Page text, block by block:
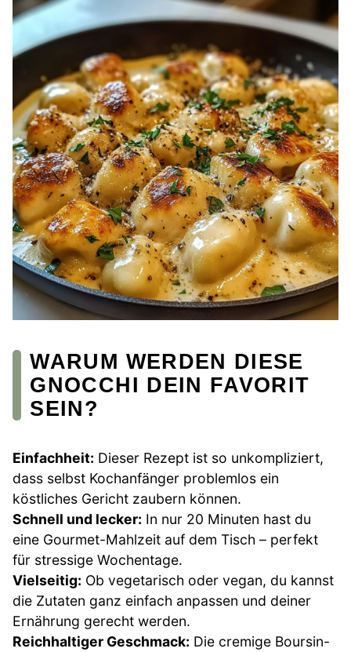
WARUM WERDEN DIESE
GNOCCHI DEIN FAVORIT
SEIN?
Einfachheit: Dieser Rezept ist so unkompliziert,
dass selbst Kochanfänger problemlos ein
köstliches Gericht zaubern können.
Schnell und lecker: In nur 20 Minuten hast du
eine Gourmet-Mahlzeit auf dem Tisch – perfekt
für stressige Wochentage.
Vielseitig: Ob vegetarisch oder vegan, du kannst
die Zutaten ganz einfach anpassen und deiner
Ernährung gerecht werden.
Reichhaltiger Geschmack: Die cremige Boursin-